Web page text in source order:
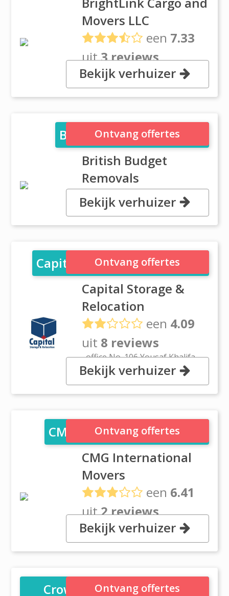
Movers LLC
een 7.33
uit3 reviews
, Al Asayel Street, Business Bay,
Dubai
Bekijk verhuizer
British Budget Removals
British Budget
Removals
, Warehouse 10, DIP, Dubai
Ontvang offertes
Bekijk verhuizer
Capital Storage & Relocation
Capital Storage &
Relocation
een 4.09
uit 8 reviews
, office No. 106 Yousaf Khalifa
Muhammd Alfittai frij Almurar,
Dubai
Ontvang offertes
Bekijk verhuizer
CMG International Movers
CMG International
Movers
een 6.41
uit2 reviews
, Concord 2 Building office 3,
Dubai
Ontvang offertes
Bekijk verhuizer
Crown Relocations - United
Ontvang offertes